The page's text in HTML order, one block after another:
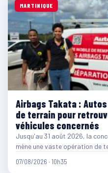
MARTINIQUE
Airbags Takata :
de terrain pour
véhicules concernés
Jusqu'au 31 août 2026, la
mène une vaste opération de
07/08/2026 · 10h35